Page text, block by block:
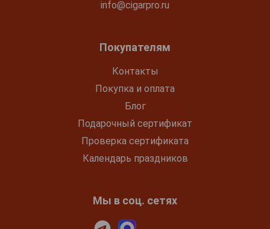
info@cigarpro.ru
Покупателям
Контакты
Покупка и оплата
Блог
Подарочный сертификат
Проверка сертификата
Календарь праздников
Мы в соц. сетях